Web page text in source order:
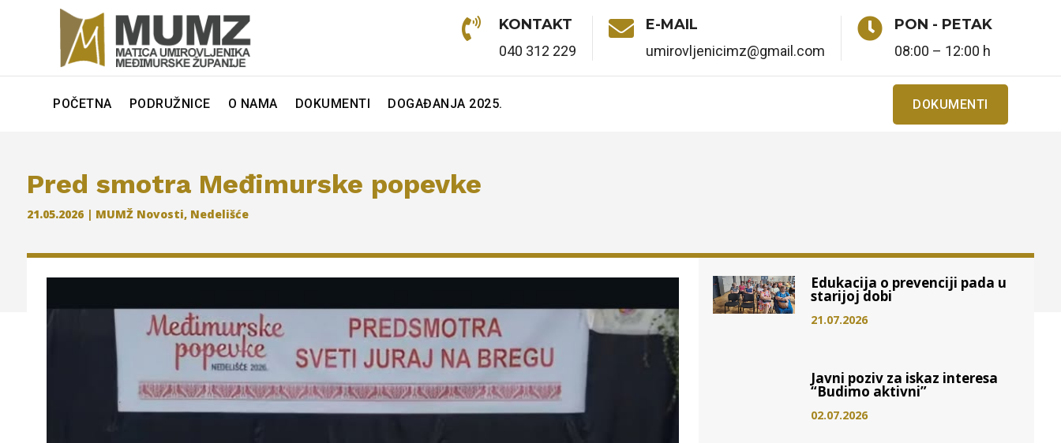
 KONTAKT
040 312 229
 E-MAIL
umirovljenicimz@gmail.com
 PON - PETAK
08:00 – 12:00 h
POČETNA PODRUŽNICE O NAMA DOKUMENTI DOGAĐANJA 2025. DOKUMENTI
Pred smotra Međimurske popevke
21.05.2026| MUMŽ Novosti, Nedelišće
Edukacija o prevenciji pada u
starijoj dobi
21.07.2026
Javni poziv za iskaz interesa
“Budimo aktivni”
02.07.2026